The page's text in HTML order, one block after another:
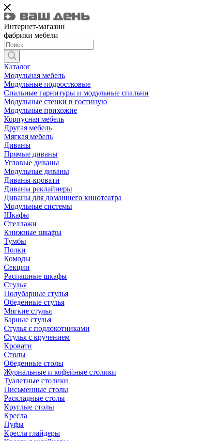
Интернет-магазин
фабрики мебели
Каталог
Модульная мебель
Модульные подростковые
Спальные гарнитуры и модульные спальни
Модульные стенки в гостиную
Модульные прихожие
Корпусная мебель
Другая мебель
Мягкая мебель
Диваны
Прямые диваны
Угловые диваны
Модульные диваны
Диваны-кровати
Диваны реклайнеры
Диваны для домашнего кинотеатра
Модульные системы
Шкафы
Стеллажи
Книжные шкафы
Тумбы
Полки
Комоды
Секции
Распашные шкафы
Стулья
Полубарные стулья
Обеденные стулья
Мягкие стулья
Барные стулья
Стулья с подлокотниками
Стулья с кручением
Кровати
Столы
Обеденные столы
Журнальные и кофейные столики
Туалетные столики
Письменные столы
Раскладные столы
Круглые столы
Кресла
Пуфы
Кресла глайдеры